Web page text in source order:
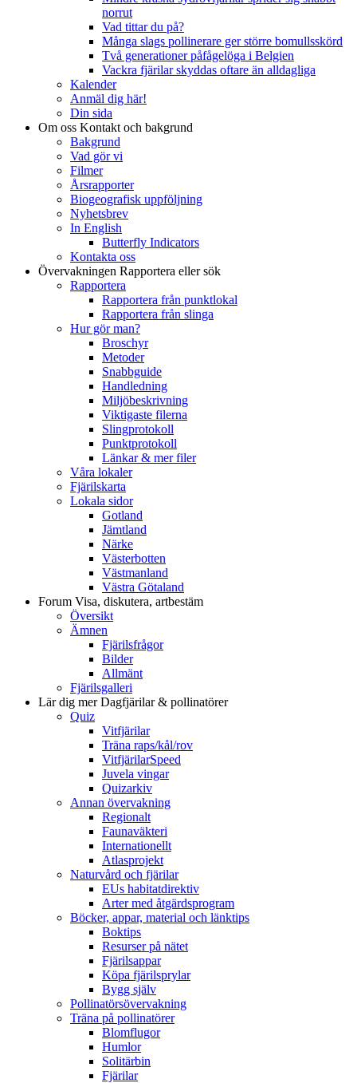
norrut
Vad tittar du på?
Många slags pollinerare ger större bomullsskörd
Två generationer påfågelöga i Belgien
Vackra fjärilar skyddas oftare än alldagliga
Kalender
Anmäl dig här!
Din sida
Om oss Kontakt och bakgrund
Bakgrund
Vad gör vi
Filmer
Årsrapporter
Biogeografisk uppföljning
Nyhetsbrev
In English
Butterfly Indicators
Kontakta oss
Övervakningen Rapportera eller sök
Rapportera
Rapportera från punktlokal
Rapportera från slinga
Hur gör man?
Broschyr
Metoder
Snabbguide
Handledning
Miljöbeskrivning
Viktigaste filerna
Slingprotokoll
Punktprotokoll
Länkar & mer filer
Våra lokaler
Fjärilskarta
Lokala sidor
Gotland
Jämtland
Närke
Västerbotten
Västmanland
Västra Götaland
Forum Visa, diskutera, artbestäm
Översikt
Ämnen
Fjärilsfrågor
Bilder
Allmänt
Fjärilsgalleri
Lär dig merDagfjärilar & pollinatörer
Quiz
Vitfjärilar
Träna raps/kål/rov
VitfjärilarSpeed
Juvela vingar
Quizarkiv
Annan övervakning
Regionalt
Faunaväkteri
Internationellt
Atlasprojekt
Naturvård och fjärilar
EUs habitatdirektiv
Arter med åtgärdsprogram
Böcker, appar, material och länktips
Boktips
Resurser på nätet
Fjärilsappar
Köpa fjärilsprylar
Bygg själv
Pollinatörsövervakning
Träna på pollinatörer
Blomflugor
Humlor
Solitärbin
Fjärilar